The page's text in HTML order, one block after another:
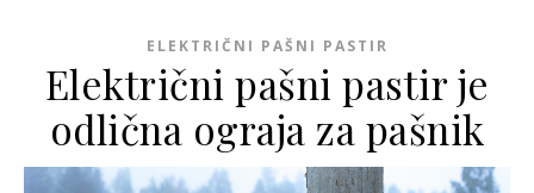
ELEKTRIČNI PAŠNI PASTIR
Električni pašni pastir je
odlična ograja za pašnik